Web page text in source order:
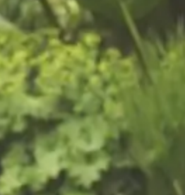
hoveniersbedrijf
gebied van tuinontwerp,
Elspeet ligt landelijk
ingesloten tussen bos,
bosrijke omgeving
die de lokale situatie
om van uw
buitenbeleving te
ontwerpen en
passen bij het landschap.
en vakman